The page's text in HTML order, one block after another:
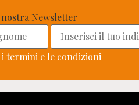
Newsletter
i termini e le condizioni